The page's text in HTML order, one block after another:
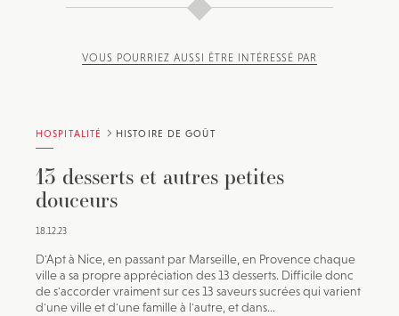
VOUS POURRIEZ AUSSI ÊTRE INTÉRESSÉ PAR
HOSPITALITÉ HISTOIRE DE GOÛT
13 desserts et autres petites
douceurs
18.12.23
D'Apt à Nice, en passant par Marseille, en Provence chaque
ville a sa propre appréciation des 13 desserts. Difficile donc
de s'accorder vraiment sur ces 13 saveurs sucrées qui varient
d'une ville et d'une famille à l'autre, et dans...